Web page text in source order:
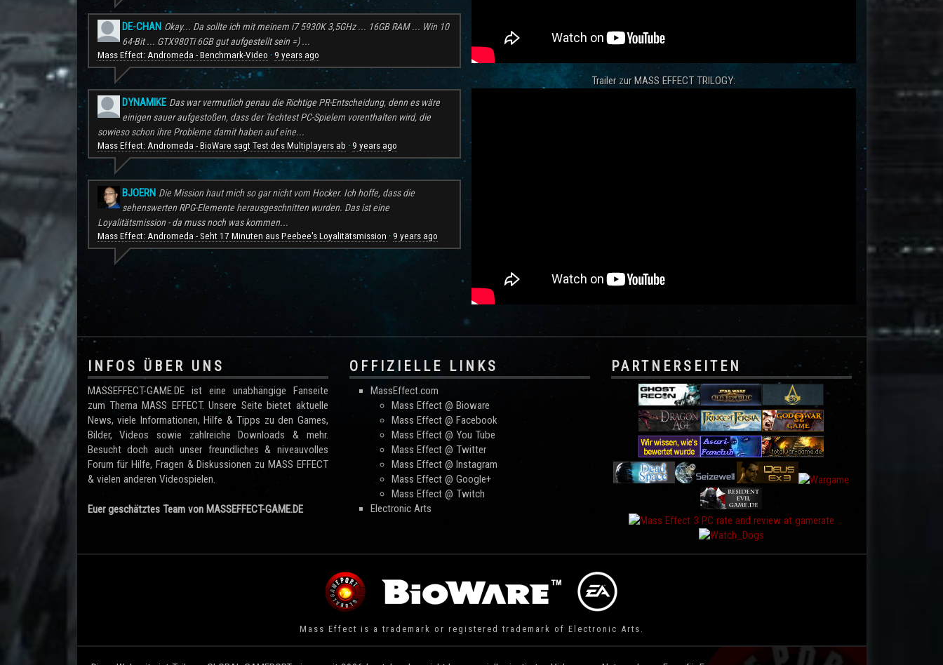
DE-CHAN Okay... Da sollte ich mit meinem i7 5930K 3,5GHz ... 16GB RAM ... Win 10
64-Bit ... GTX980Ti 6GB gut aufgestellt sein =) ...
Mass Effect: Andromeda - Benchmark-Video · 9 years ago
DYNAMIKE Das war vermutlich genau die Richtige PR-Entscheidung, denn es wäre
einigen sauer aufgestoßen, dass der Techtest PC-Spielern vorenthalten wird, die
sowieso schon ihre Probleme damit haben auf eine...
Mass Effect: Andromeda - BioWare sagt Test des Multiplayers ab · 9 years ago
BJOERN Die Mission haut mich so gar nicht vom Hocker. Ich hoffe, dass die
sehenswerten RPG-Elemente herausgeschnitten wurden. Das ist eine
Loyalitätsmission - da muss noch was kommen...
Mass Effect: Andromeda - Seht 17 Minuten aus Peebee's Loyalitätsmission · 9 years ago
Trailer zur MASS EFFECT TRILOGY:
.
INFOS ÜBER UNS
MASSEFFECT-GAME.DE ist eine unabhängige Fanseite
zum Thema MASS EFFECT. Unsere Seite bietet aktuelle
News, viele Informationen, Hilfe & Tipps zu den Games,
Bilder, Videos sowie zahlreiche Downloads & mehr.
Besucht doch auch unser freundliches & niveauvolles
Forum für Hilfe, Fragen & Diskussionen zu MASS EFFECT
& vielen anderen Videospielen.
Euer geschätztes Team von MASSEFFECT-GAME.DE
OFFIZIELLE LINKS
MassEffect.com
Mass Effect @ Bioware
Mass Effect @ Facebook
Mass Effect @ You Tube
Mass Effect @ Twitter
Mass Effect @ Instagram
Mass Effect @ Google+
Mass Effect @ Twitch
Electronic Arts
PARTNERSEITEN
Mass Effect is a trademark or registered trademark of Electronic Arts.